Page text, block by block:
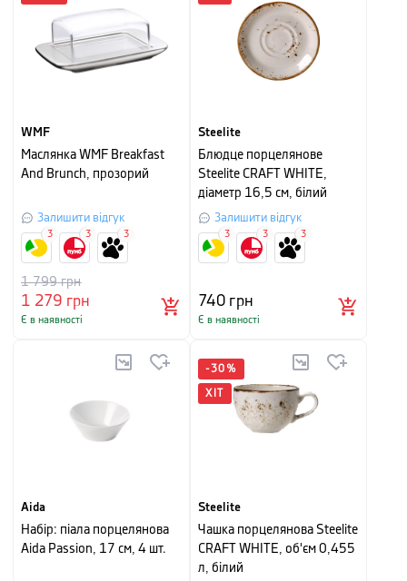
WMF
Маслянка WMF Breakfast
And Brunch, прозорий
Залишити відгук
1 279 грн
1 799грн
Є в наявності
3 3 3
Steelite
Блюдце порцелянове
Steelite CRAFT WHITE,
діаметр 16,5 см, білий
Залишити відгук
740грн
Є в наявності
3 3 3
Aida
Набір: піала порцелянова
Aida Passion, 17 см, 4 шт.
-30 %
ХІТ
Steelite
Чашка порцелянова Steelite
CRAFT WHITE, об'єм 0,455
л, білий